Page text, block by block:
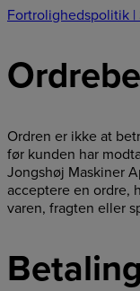
Fortrolighedspolitik |
Ordren er ikke at
før kunden har
Jongshøj Maskiner
acceptere en ordre,
varen, fragten eller
Betaling